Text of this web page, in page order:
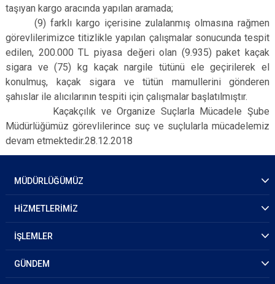
taşıyan kargo aracında yapılan aramada;
(9) farklı kargo içerisine zulalanmış olmasına rağmen
görevlilerimizce titizlikle yapılan çalışmalar sonucunda tespit
edilen, 200.000 TL piyasa değeri olan (9.935) paket kaçak
sigara ve (75) kg kaçak nargile tütünü ele geçirilerek el
konulmuş, kaçak sigara ve tütün mamullerini gönderen
şahıslar ile alıcılarının tespiti için çalışmalar başlatılmıştır.
Kaçakçılık ve Organize Suçlarla Mücadele Şube
Müdürlüğümüz görevlilerince suç ve suçlularla mücadelemiz
devam etmektedir.28.12.2018
MÜDÜRLÜĞÜMÜZ
HİZMETLERİMİZ
İŞLEMLER
GÜNDEM